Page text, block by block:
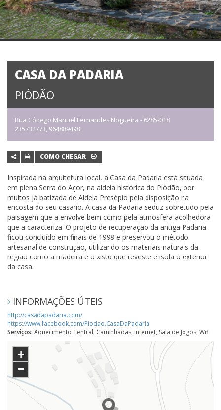
CASA DA PADARIA
PIÓDÃO
Rua Cónego Manuel Fernandes Nogueira - 6285-018
235732773, 964889498
COMO CHEGAR
Inspirada na arquitetura local, a Casa da Padaria está situada
em plena Serra do Açor, na aldeia histórica do Piódão, por
muitos já batizada de Aldeia Presépio pela disposição na
encosta do seu casario. A casa da Padaria seduz sobretudo pela
paisagem que a envolve bem como pela atmosfera acolhedora
que a caracteriza. O projeto de recuperação da antiga Padaria
ficou concluído em finais de 1998 e preservou o método
artesanal de construção, utilizando os materiais naturais da
região como a madeira e o xisto que reveste e isola o exterior
da casa.
INFORMAÇÕES ÚTEIS
http://casadapadaria.com/
https://www.facebook.com/Piodao.CasaDaPadaria
Serviços: Aquecimento Central, Caminhadas, Internet, Sala de Jogos, Wifi
+
−